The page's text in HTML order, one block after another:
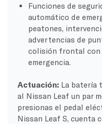
Funciones de
automático de
peatones,
advertencias de
colisión frontal con
emergencia.
Actuación:La batería
al Nissan Leaf un par
presionas el pedal
Nissan Leaf S, cuenta